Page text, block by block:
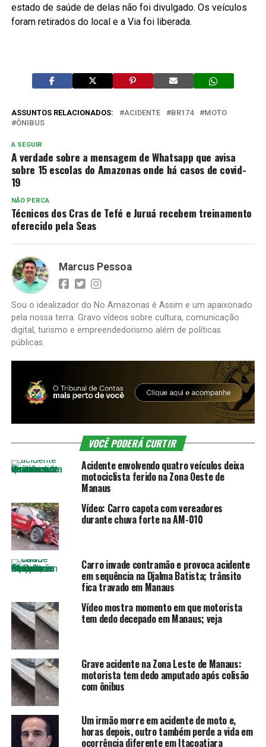
estado de saúde de delas não foi divulgado. Os veículos
foram retirados do local e a Via foi liberada.
ASSUNTOS RELACIONADOS: ACIDENTE BR174
MOTO
ÔNIBUS
A SEGUIR
A verdade sobre a mensagem de Whatsapp que avisa
sobre 15 escolas do Amazonas onde há casos de covid-
19
NÃO PERCA
Técnicos dos Cras de Tefé e Juruá recebem treinamento
oferecido pela Seas
Marcus Pessoa
Sou o idealizador do No Amazonas é Assim e um apaixonado
pela nossa terra. Gravo vídeos sobre cultura, comunicação
digital, turismo e empreendedorismo além de políticas
públicas.
VOCÊ PODERÁ CURTIR
Acidente envolvendo quatro veículos deixa
motociclista ferido na Zona Oeste de
Manaus
Vídeo: Carro capota com vereadores
durante chuva forte na AM-010
Carro invade contramão e provoca acidente
em sequência na Djalma Batista; trânsito
fica travado em Manaus
Vídeo mostra momento em que motorista
tem dedo decepado em Manaus; veja
Grave acidente na Zona Leste de Manaus:
motorista tem dedo amputado após colisão
com ônibus
Um irmão morre em acidente de moto e,
horas depois, outro também perde a vida em
ocorrência diferente em Itacoatiara